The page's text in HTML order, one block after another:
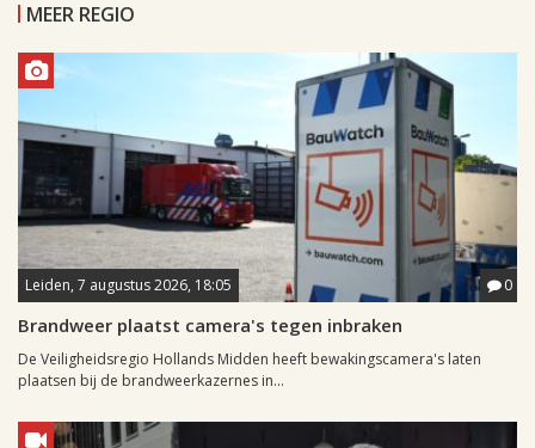
MEER REGIO
Leiden, 7 augustus 2026, 18:05 0
Brandweer plaatst camera's tegen inbraken
De Veiligheidsregio Hollands Midden heeft bewakingscamera's laten
plaatsen bij de brandweerkazernes in...